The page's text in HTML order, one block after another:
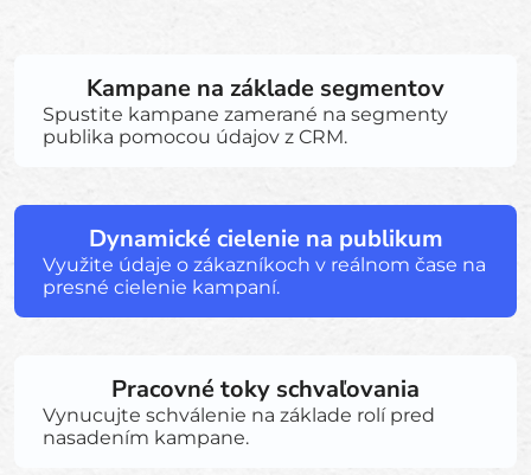
Kampane na základe segmentov
Spustite kampane zamerané na segmenty
publika pomocou údajov z CRM.
Dynamické cielenie na publikum
Využite údaje o zákazníkoch v reálnom čase na
presné cielenie kampaní.
Pracovné toky schvaľovania
Vynucujte schválenie na základe rolí pred
nasadením kampane.